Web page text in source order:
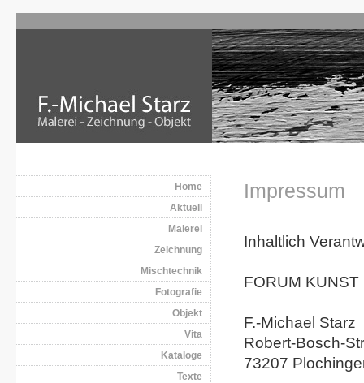
Impressum
Inhaltlich
FORUM
F.-Michael Starz
Robert-Bosch-
73207
Home
Aktuell
Malerei
Zeichnung
Mischtechnik
Fotografie
Objekt
Vita
Kataloge
Texte